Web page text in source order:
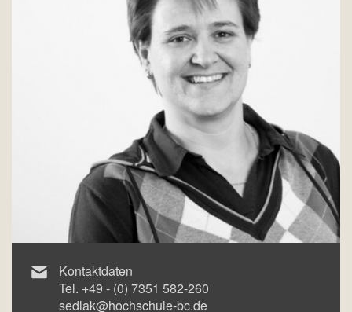
Kontaktdaten
Tel. +49 - (0) 7351 582-260
sedlak@hochschule-bc.de